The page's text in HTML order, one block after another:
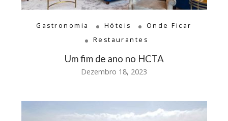
Gastronomia Hóteis
Onde Ficar
Restaurantes
Um fim de ano no HCTA
Dezembro 18, 2023